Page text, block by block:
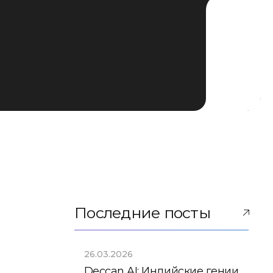
Последние посты
26.03.2026